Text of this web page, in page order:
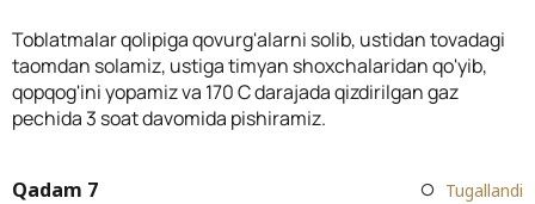
Toblatmalar qolipiga qovurg'alarni solib, ustidan tovadagi
taomdan solamiz, ustiga timyan shoxchalaridan qo'yib,
qopqog'ini yopamiz va 170 C darajada qizdirilgan gaz
pechida 3 soat davomida pishiramiz.
Qadam 7 Tugallandi